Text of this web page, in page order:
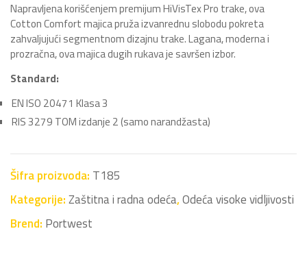
Napravljena korišćenjem premijum HiVisTex Pro trake, ova
Cotton Comfort majica pruža izvanrednu slobodu pokreta
zahvaljujući segmentnom dizajnu trake. Lagana, moderna i
prozračna, ova majica dugih rukava je savršen izbor.
Standard:
EN ISO 20471 Klasa 3
RIS 3279 TOM izdanje 2 (samo narandžasta)
Šifra proizvoda: T185
Kategorije:Zaštitna i radna odeća,Odeća visoke vidljivosti
Brend: Portwest